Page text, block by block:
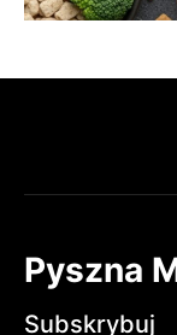
Pyszna
Subskrybuj